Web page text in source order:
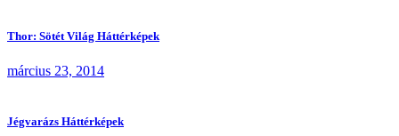
Thor: Sötét Világ Háttérképek
március 23, 2014
Jégvarázs Háttérképek